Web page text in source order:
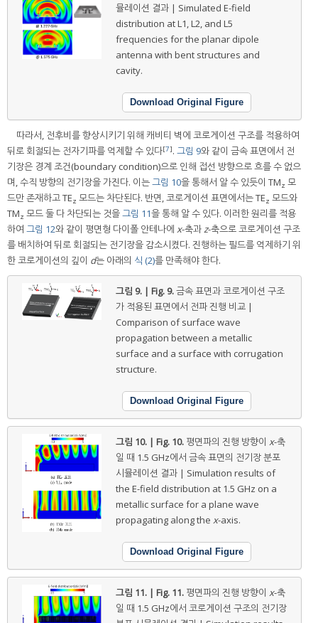
뮬레이션 결과 | Simulated E-field
distribution at L1, L2, and L5
frequencies for the planar dipole
antenna with bent structures and
cavity.
Download Original Figure
따라서, 전후비를 향상시키기 위해 캐비티 벽에 코로게이션 구조를 적용하여
뒤로 회절되는 전자기파를 억제할 수 있다[7]. 그림 9와 같이 금속 표면에서 전
기장은 경계 조건(boundary condition)으로 인해 접선 방향으로 흐를 수 없으
며, 수직 방향의 전기장을 가진다. 이는그림 10을 통해서 알 수 있듯이 TMz 모
드만 존재하고 TEz 모드는 차단된다. 반면, 코로게이션 표면에서는 TEz 모드와
TMz 모드 둘 다 차단되는 것을그림 11을 통해 알 수 있다. 이러한 원리를 적용
하여 그림 12와 같이 평면형 다이폴 안테나에 x-축과z-축으로 코로게이션 구조
를 배치하여 뒤로 회절되는 전기장을 감소시켰다. 진행하는 필드를 억제하기 위
한 코로게이션의 깊이 d는 아래의 식 (2)를 만족해야 한다.
그림 9. | Fig. 9.금속 표면과 코로게이션 구조
가 적용된 표면에서 전파 진행 비교 |
Comparison of surface wave
propagation between a metallic
surface and a surface with corrugation
structure.
Download Original Figure
그림 10. | Fig. 10. 평면파의 진행 방향이 x-축
일 때 1.5 GHz에서 금속 표면의 전기장 분포
시뮬레이션 결과 | Simulation results of
the E-field distribution at 1.5 GHz on a
metallic surface for a plane wave
propagating along the x-axis.
Download Original Figure
그림 11. | Fig. 11. 평면파의 진행 방향이 x-축
일 때 1.5 GHz에서 코로게이션 구조의 전기장